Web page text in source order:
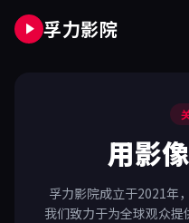
孚力影院
用影
孚力影院成立于2021年
我们致力于为全球观众